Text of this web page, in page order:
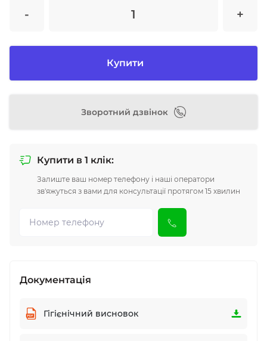
- +
Купити
Зворотний дзвінок
Купити в 1 клік:
Залиште ваш номер телефону і наші оператори
зв'яжуться з вами для консультації протягом 15 хвилин
Документація
Гігієнічний висновок